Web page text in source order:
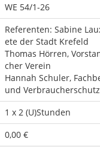
WE 54/1-26
Referenten: Sabine
ete der Stadt Krefeld
Thomas Hörren,
cher Verein
Hannah Schuler,
und Verbraucherschutz
1 x 2 (U)Stunden
0,00 €